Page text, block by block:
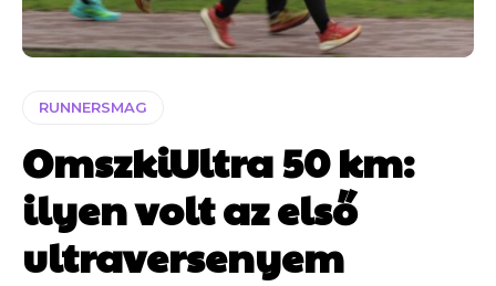
RUNNERSMAG
OmszkiUltra 50 km:
ilyen volt az első
ultraversenyem